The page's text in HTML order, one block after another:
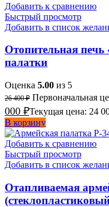
Добавить к сравнению
Быстрый просмотр
Добавить в список
Отопительная
палатки
Оценка 5.00 из 5
26 400₽ Первоначальная
000 ₽Текущая цена: 24
В корзину
Добавить к сравнению
Быстрый просмотр
Добавить в список
Отапливаемая